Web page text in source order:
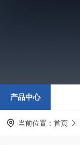
产品中心
当前位置： 首页